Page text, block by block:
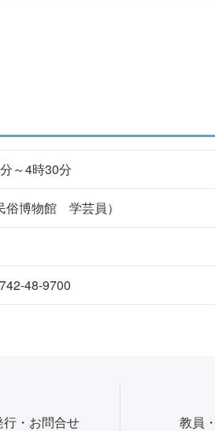
研究所・博物館・附属施設
～4時30分
博物館 学芸員）
48-9700
・お問合せ 教員